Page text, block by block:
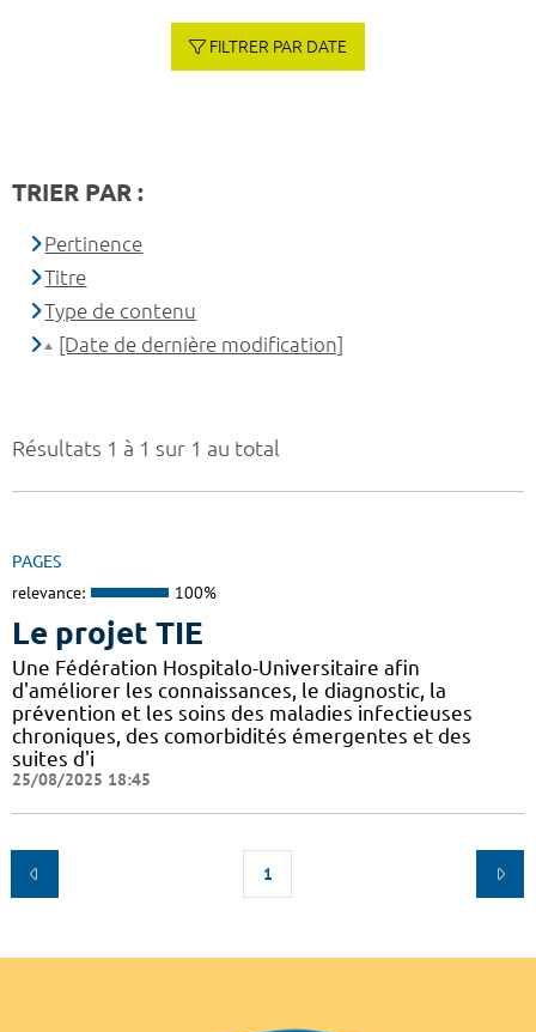
Résultats 1 à 1 sur 1 au total
PAGES
relevance: 100%
Le projet TIE
Une Fédération Hospitalo-Universitaire afin
d'améliorer les connaissances, le diagnostic, la
prévention et les soins des maladies infectieuses
chroniques, des comorbidités émergentes et des
suites d'i
25/08/2025 18:45
1
FILTRER PAR DATE
TRIER PAR :
Pertinence
Titre
Type de contenu
[Date de dernière modification]